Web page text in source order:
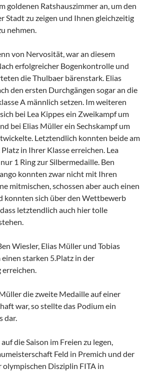
goldenen Ratshauszimmer an, um den
Stadt zu zeigen und Ihnen gleichzeitig
nehmen.
von Nervosität, war an diesem
erfolgreicher Bogenkontrolle und
die Thulbaer bärenstark. Elias
den ersten Durchgängen sogar an die
A männlich setzen. Im weiteren
bei Lea Kippes ein Zweikampf um
bei Elias Müller ein Sechskampf um
Letztendlich konnten beide am
in Ihrer Klasse erreichen. Lea
1 Ring zur Silbermedaille. Ben
konnten zwar nicht mit Ihren
mitmischen, schossen aber auch einen
konnten sich über den Wettbewerb
letztendlich auch hier tolle
Wiesler, Elias Müller und Tobias
starken 5.Platz in der
die zweite Medaille auf einer
war, so stellte das Podium ein
dar.
die Saison im Freien zu legen,
Feld in Premich und der
Disziplin FITA in